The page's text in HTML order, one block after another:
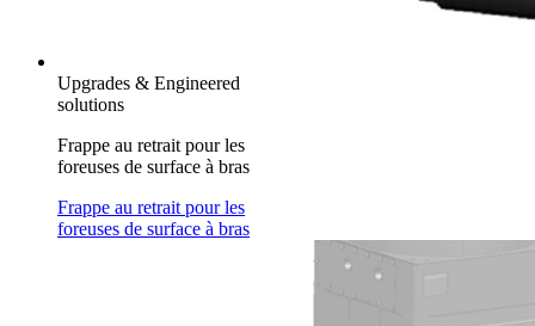
Upgrades & Engineered
solutions
Frappe au retrait pour les
foreuses de surface à bras
Frappe au retrait pour les
foreuses de surface à bras